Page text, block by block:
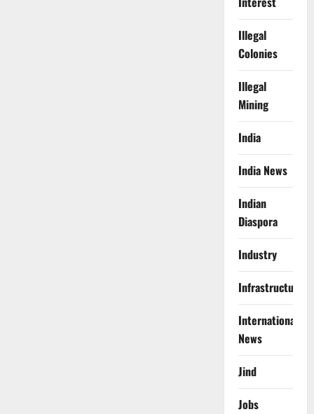
Illegal
Colonies
Illegal
Mining
India
India News
Indian
Diaspora
Industry
Infrastructure
International
News
Jind
Jobs